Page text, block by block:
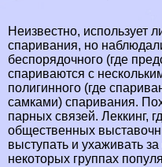
Неизвестно, использует
спаривания, но
беспорядочного (где
спариваются с
полигинного (где
самками) спаривания.
парных связей. Леккинг,
общественных
выступать и ухаживать
некоторых группах